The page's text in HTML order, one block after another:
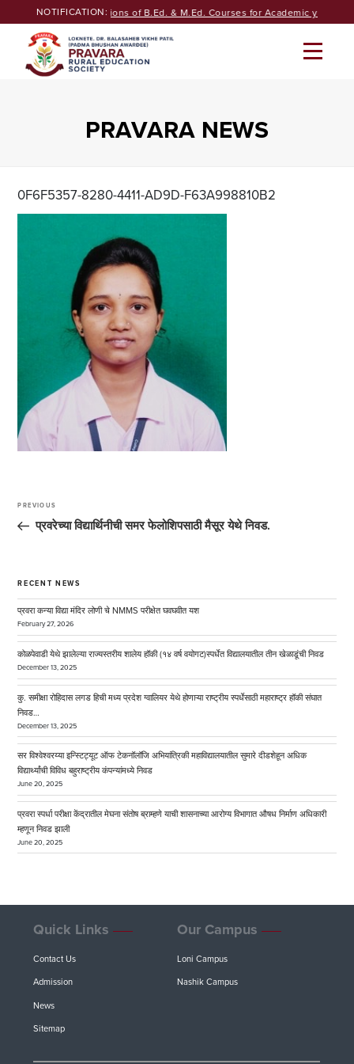
to
NOTIFICATION:
Seeking Admissions of B.Ed. & M.Ed. Courses for Academic year
PRAVARA NEWS
0F6F5357-8280-4411-AD9D-F63A998810B2
navigation
Previous
Post
PREVIOUS
प्रवरेच्या विद्यार्थिनीची समर फेलोशिपसाठी मैसूर येथे निवड.
RECENT NEWS
प्रवरा कन्या विद्या मंदिर लोणी चे NMMS परीक्षेत घवघवीत यश
February 27, 2026
कोळपेवाडी येथे झालेल्या राज्यस्तरीय शालेय हॉकी (१४ वर्ष वयोगट)स्पर्धेत विद्यालयातील तीन खेळाडूंची निवड
December 13, 2025
कु. समीक्षा रोहिदास लगड हिची मध्य प्रदेश ग्वालियर येथे होणाऱ्या राष्ट्रीय स्पर्धेसाठी महाराष्ट्र हॉकी संघात
निवड…
December 13, 2025
सर विश्वेश्वरय्या इन्स्टिट्यूट ऑफ टेकनॉलॉजि अभियांत्रिकी महाविद्यालयातील सुमारे दीडशेहून अधिक
विद्यार्थ्यांची विविध बहुराष्ट्रीय कंपन्यांमध्ये निवड
June 20, 2025
प्रवरा स्पर्धा परीक्षा केंद्रातील मेघना संतोष ब्राम्हणे याची शासनाच्या आरोग्य विभागात औषध निर्माण अधिकारी
म्हणून निवड झाली
June 20, 2025
Quick Links
Contact Us
Admission
News
Sitemap
Our Campus
Loni Campus
Nashik Campus